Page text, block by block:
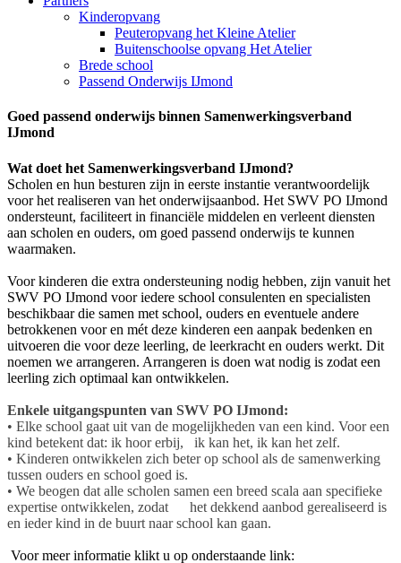
Kinderopvang
Peuteropvang het Kleine Atelier
Buitenschoolse opvang Het Atelier
Brede school
Passend Onderwijs IJmond
Goed passend onderwijs binnen Samenwerkingsverband
IJmond
Wat doet het Samenwerkingsverband IJmond?
Scholen en hun besturen zijn in eerste instantie verantwoordelijk
voor het realiseren van het onderwijsaanbod. Het SWV PO IJmond
ondersteunt, faciliteert in financiële middelen en verleent diensten
aan scholen en ouders, om goed passend onderwijs te kunnen
waarmaken.
Voor kinderen die extra ondersteuning nodig hebben, zijn vanuit het
SWV PO IJmond voor iedere school consulenten en specialisten
beschikbaar die samen met school, ouders en eventuele andere
betrokkenen voor en mét deze kinderen een aanpak bedenken en
uitvoeren die voor deze leerling, de leerkracht en ouders werkt. Dit
noemen we arrangeren. Arrangeren is doen wat nodig is zodat een
leerling zich optimaal kan ontwikkelen.
Enkele uitgangspunten van SWV PO IJmond:
• Elke school gaat uit van de mogelijkheden van een kind. Voor een
kind betekent dat: ik hoor erbij, ik kan het, ik kan het zelf.
• Kinderen ontwikkelen zich beter op school als de samenwerking
tussen ouders en school goed is.
• We beogen dat alle scholen samen een breed scala aan specifieke
expertise ontwikkelen, zodat het dekkend aanbod gerealiseerd is
en ieder kind in de buurt naar school kan gaan.
Voor meer informatie klikt u op onderstaande link: